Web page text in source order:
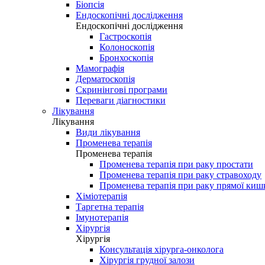
Біопсія
Ендоскопічні дослідження
Ендоскопічні дослідження
Гастроскопія
Колоноскопія
Бронхоскопія
Мамографія
Дерматоскопія
Скринінгові програми
Переваги діагностики
Лікування
Лікування
Види лікування
Променева терапія
Променева терапія
Променева терапія при раку простати
Променева терапія при раку стравоходу
Променева терапія при раку прямої
Хіміотерапія
Таргетна терапія
Імунотерапія
Хірургія
Хірургія
Консультація хірурга-онколога
Хірургія грудної залози